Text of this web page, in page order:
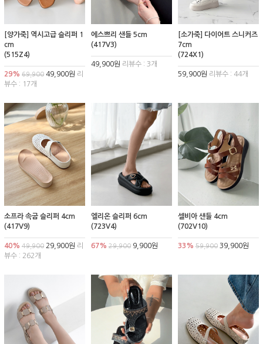
[양가죽] 역시고급 슬리퍼 1
cm
(515Z4)
29% 69,900 49,900원 리
뷰수 : 17개
에스쁘리 샌들 5cm
(417V3)
49,900원 리뷰수 : 3개
[소가죽] 다이어트 스니커즈
7cm
(724X1)
59,900원 리뷰수 : 44개
소프라 속굽 슬리퍼 4cm
(417V9)
40% 49,900 29,900원 리
뷰수 : 262개
엘리온 슬리퍼 6cm
(723V4)
67% 29,9009,900원
셀비아 샌들 4cm
(702V10)
33% 59,90039,900원